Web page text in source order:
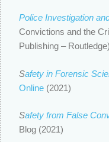
Police Investigation
Convictions and the
Publishing –
Safety in Forensic
Online (2021)
Safety from False
Blog (2021)